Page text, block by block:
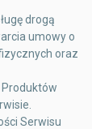
drogą
umowy o
oraz
Serwisu